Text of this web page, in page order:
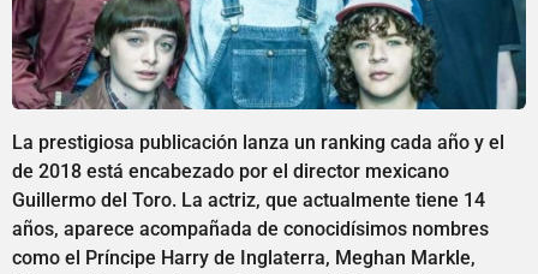
La prestigiosa publicación lanza un ranking cada año y el
de 2018 está encabezado por el director mexicano
Guillermo del Toro. La actriz, que actualmente tiene 14
años, aparece acompañada de conocidísimos nombres
como el Príncipe Harry de Inglaterra, Meghan Markle,